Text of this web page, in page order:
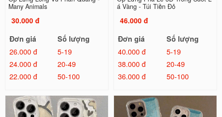
Many Animals
30.000 đ
Đơn giá
Số lượng
26.000 đ
5-19
24.000 đ
20-49
22.000 đ
50-100
á Vàng - Túi Tiền Đỏ
46.000 đ
Đơn giá
Số lượng
40.000 đ
5-19
38.000 đ
20-49
36.000 đ
50-100